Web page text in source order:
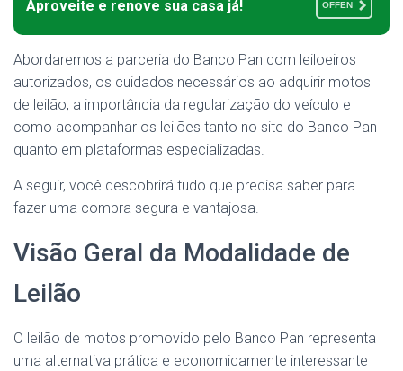
Aproveite e renove sua casa já! OFFEN
Abordaremos a parceria do Banco Pan com leiloeiros
autorizados, os cuidados necessários ao adquirir motos
de leilão, a importância da regularização do veículo e
como acompanhar os leilões tanto no site do Banco Pan
quanto em plataformas especializadas.
A seguir, você descobrirá tudo que precisa saber para
fazer uma compra segura e vantajosa.
Visão Geral da Modalidade de
Leilão
O leilão de motos promovido pelo Banco Pan representa
uma alternativa prática e economicamente interessante